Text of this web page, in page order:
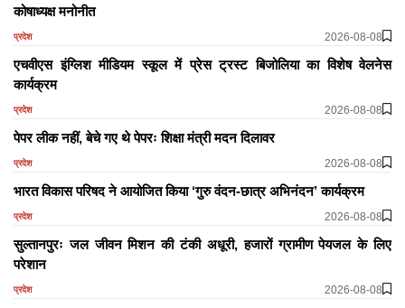
कोषाध्यक्ष मनोनीत
प्रदेश 2026-08-08
एचवीएस इंग्लिश मीडियम स्कूल में प्रेस ट्रस्ट बिजोलिया का विशेष वेलनेस
कार्यक्रम
प्रदेश 2026-08-08
पेपर लीक नहीं, बेचे गए थे पेपरः शिक्षा मंत्री मदन दिलावर
प्रदेश 2026-08-08
भारत विकास परिषद ने आयोजित किया ‘गुरु वंदन-छात्र अभिनंदन’ कार्यक्रम
प्रदेश 2026-08-08
सुल्तानपुरः जल जीवन मिशन की टंकी अधूरी, हजारों ग्रामीण पेयजल के लिए
परेशान
प्रदेश 2026-08-08